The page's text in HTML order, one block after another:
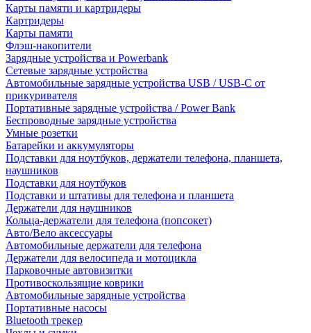
Карты памяти и картридеры
Картридеры
Карты памяти
Флэш-накопители
Зарядные устройства и Powerbank
Сетевые зарядные устройства
Автомобильные зарядные устройства USB / USB-C от
прикуривателя
Портативные зарядные устройства / Power Bank
Беспроводные зарядные устройства
Умные розетки
Батарейки и аккумуляторы
Подставки для ноутбуков, держатели телефона, планшета,
наушников
Подставки для ноутбуков
Подставки и штативы для телефона и планшета
Держатели для наушников
Кольца-держатели для телефона (попсокет)
Авто/Вело аксессуары
Автомобильные держатели для телефона
Держатели для велосипеда и мотоцикла
Парковочные автовизитки
Противоскользящие коврики
Автомобильные зарядные устройства
Портативные насосы
Bluetooth трекер